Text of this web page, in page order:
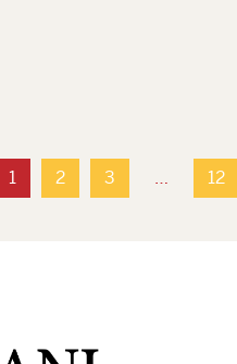
1 2 3 … 12